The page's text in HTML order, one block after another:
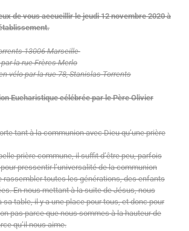
de vous accueillir le jeudi 12 novembre 2020 à
13006 Marseille
la rue Frères Merlo
vélo par la rue 78, Stanislas Torrents
Eucharistique célébrée par le Père Olivier
tant à la communion avec Dieu qu’une prière
prière commune, il suffit d’être peu, parfois
pressentir l’universalité de la communion
rassembler toutes les générations, des enfants
En nous mettant à la suite de Jésus, nous
sa table, il y a une place pour tous, et donc pour
pas parce que nous sommes à la hauteur de
qu’il nous aime.